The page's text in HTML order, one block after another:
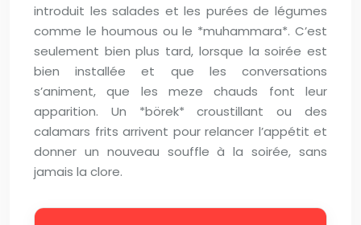
introduit les salades et les purées de légumes
comme le houmous ou le *muhammara*. C’est
seulement bien plus tard, lorsque la soirée est
bien installée et que les conversations
s’animent, que les meze chauds font leur
apparition. Un *börek* croustillant ou des
calamars frits arrivent pour relancer l’appétit et
donner un nouveau souffle à la soirée, sans
jamais la clore.